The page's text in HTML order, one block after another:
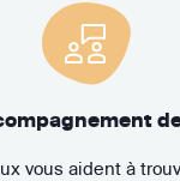
vous aident à